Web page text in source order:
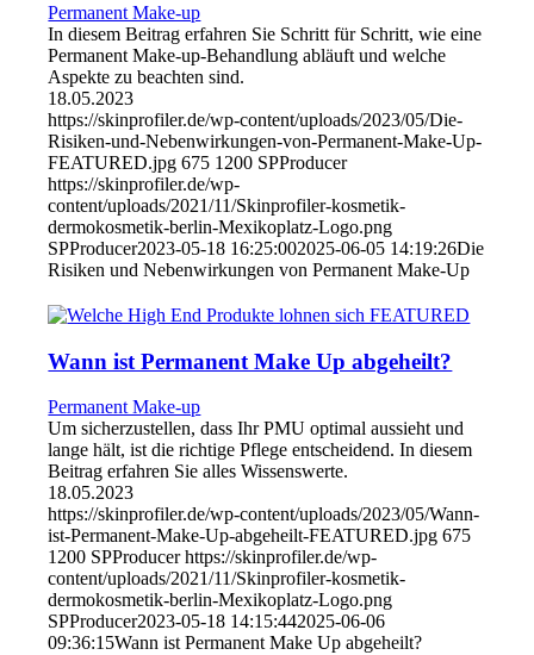
Permanent Make-up
In diesem Beitrag erfahren Sie Schritt für Schritt, wie eine
Permanent Make-up-Behandlung abläuft und welche
Aspekte zu beachten sind.
18.05.2023
https://skinprofiler.de/wp-content/uploads/2023/05/Die-
Risiken-und-Nebenwirkungen-von-Permanent-Make-Up-
FEATURED.jpg 675 1200 SPProducer
https://skinprofiler.de/wp-
content/uploads/2021/11/Skinprofiler-kosmetik-
dermokosmetik-berlin-Mexikoplatz-Logo.png
SPProducer2023-05-18 16:25:002025-06-05 14:19:26Die
Risiken und Nebenwirkungen von Permanent Make-Up
Wann ist Permanent Make Up abgeheilt?
Permanent Make-up
Um sicherzustellen, dass Ihr PMU optimal aussieht und
lange hält, ist die richtige Pflege entscheidend. In diesem
Beitrag erfahren Sie alles Wissenswerte.
18.05.2023
https://skinprofiler.de/wp-content/uploads/2023/05/Wann-
ist-Permanent-Make-Up-abgeheilt-FEATURED.jpg 675
1200 SPProducer https://skinprofiler.de/wp-
content/uploads/2021/11/Skinprofiler-kosmetik-
dermokosmetik-berlin-Mexikoplatz-Logo.png
SPProducer2023-05-18 14:15:442025-06-06
09:36:15Wann ist Permanent Make Up abgeheilt?